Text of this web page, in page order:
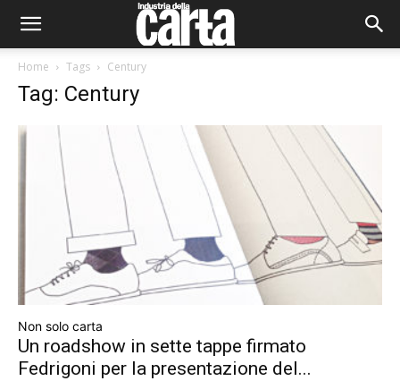
Home Tags Century
Tag: Century
Non solo carta
Un roadshow in sette tappe firmato
Fedrigoni per la presentazione del...